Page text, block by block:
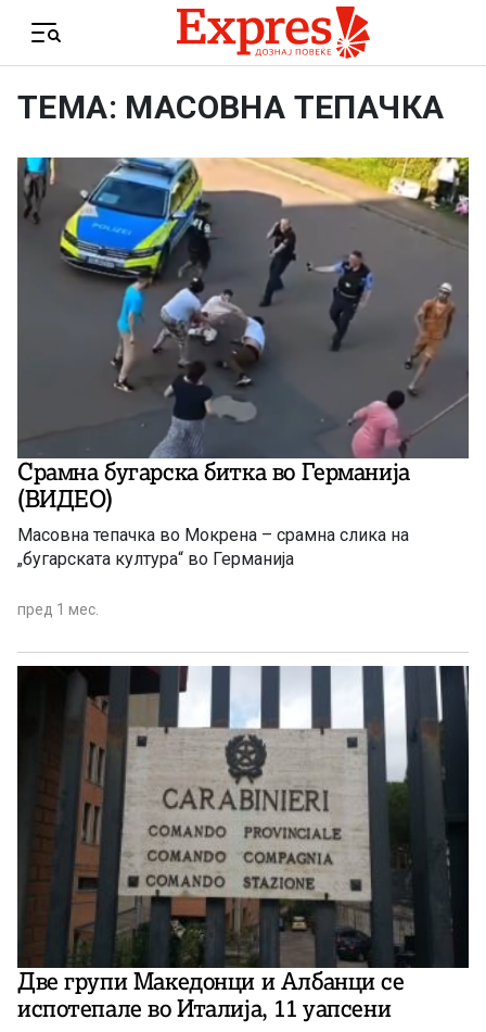
Menu
ТЕМА: МАСОВНА ТЕПАЧКА
Срамна бугарска битка во Германија
(ВИДЕО)
Масовна тепачка во Мокрена – срамна слика на
„бугарската култура“ во Германија
пред 1 мес.
Две групи Македонци и Албанци се
испотепале во Италија, 11 уапсени